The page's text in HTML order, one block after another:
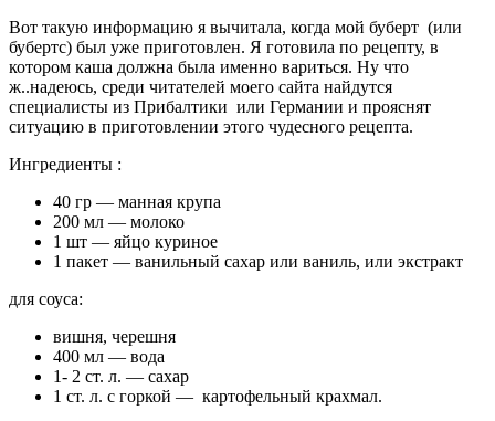
Вот такую информацию я вычитала, когда мой буберт (или
бубертс) был уже приготовлен. Я готовила по рецепту, в
котором каша должна была именно вариться. Ну что
ж..надеюсь, среди читателей моего сайта найдутся
специалисты из Прибалтики или Германии и прояснят
ситуацию в приготовлении этого чудесного рецепта.
Ингредиенты :
40 гр — манная крупа
200 мл — молоко
1 шт — яйцо куриное
1 пакет — ванильный сахар или ваниль, или экстракт
для соуса:
вишня, черешня
400 мл — вода
1- 2 ст. л. — сахар
1 ст. л. с горкой — картофельный крахмал.